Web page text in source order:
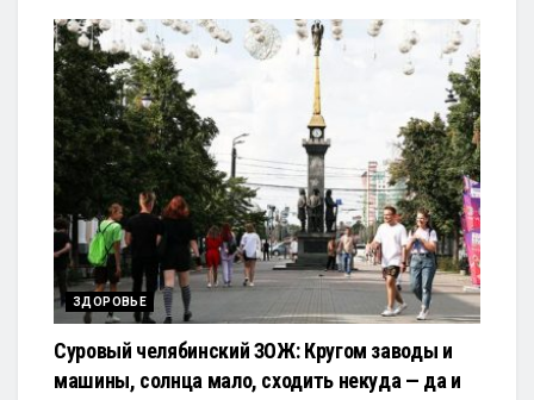
ЗДОРОВЬЕ
Суровый челябинский ЗОЖ: Кругом заводы и
машины, солнца мало, сходить некуда — да и